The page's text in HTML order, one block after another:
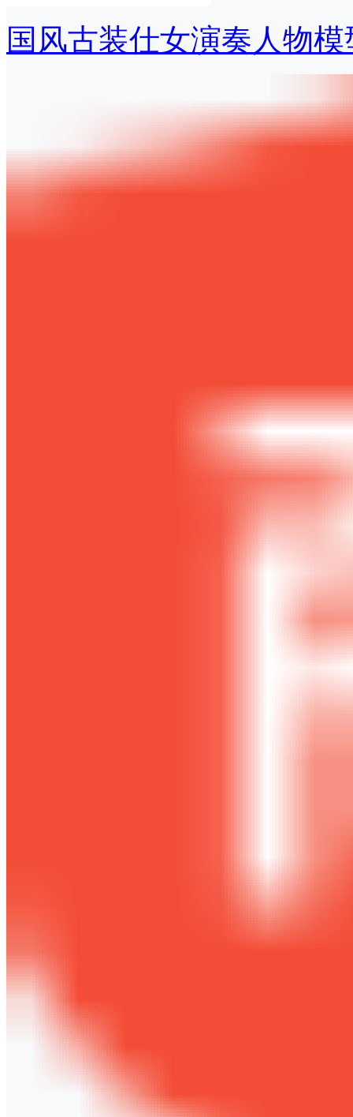
国风古装仕女演奏人物